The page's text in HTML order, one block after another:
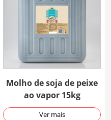
Molho de soja de peixe
ao vapor 15kg
Ver mais